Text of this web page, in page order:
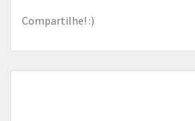
Compartilhe! :)